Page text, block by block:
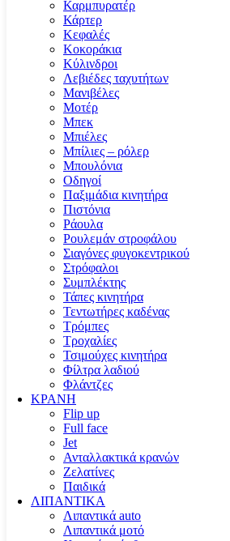
Καρμπυρατέρ
Κάρτερ
Κεφαλές
Κοκοράκια
Κύλινδροι
Λεβιέδες ταχυτήτων
Μανιβέλες
Μοτέρ
Μπεκ
Μπιέλες
Μπίλιες – ρόλερ
Μπουλόνια
Οδηγοί
Παξιμάδια κινητήρα
Πιστόνια
Ράουλα
Ρουλεμάν στροφάλου
Σιαγόνες φυγοκεντρικού
Στρόφαλοι
Συμπλέκτης
Τάπες κινητήρα
Τεντωτήρες καδένας
Τρόμπες
Τροχαλίες
Τσιμούχες κινητήρα
Φίλτρα λαδιού
Φλάντζες
ΚΡΑΝΗ
Flip up
Full face
Jet
Ανταλλακτικά κρανών
Ζελατίνες
Παιδικά
ΛΙΠΑΝΤΙΚΑ
Λιπαντικά auto
Λιπαντικά μοτό